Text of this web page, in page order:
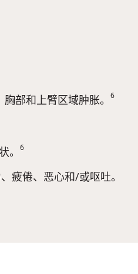
部和上臂区域肿胀。 6
。 6
疲倦、恶心和/或呕吐。